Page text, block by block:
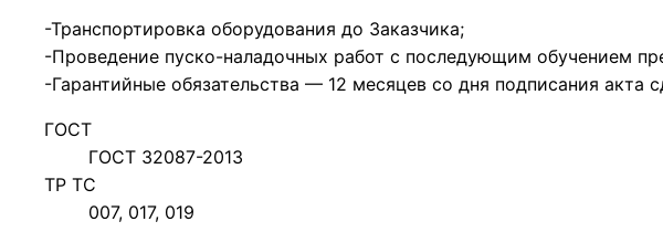
-Транспортировка оборудования до Заказчика;
-Проведение пуско-наладочных работ с последующим обучением
-Гарантийные обязательства — 12 месяцев со дня подписания акта
ГОСТ
ГОСТ 32087-2013
ТР ТС
007, 017, 019